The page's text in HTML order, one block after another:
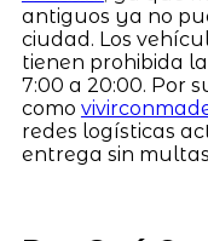
antiguos ya no
ciudad. Los
tienen prohibida
7:00 a 20:00. Por
como
redes logísticas
entrega sin